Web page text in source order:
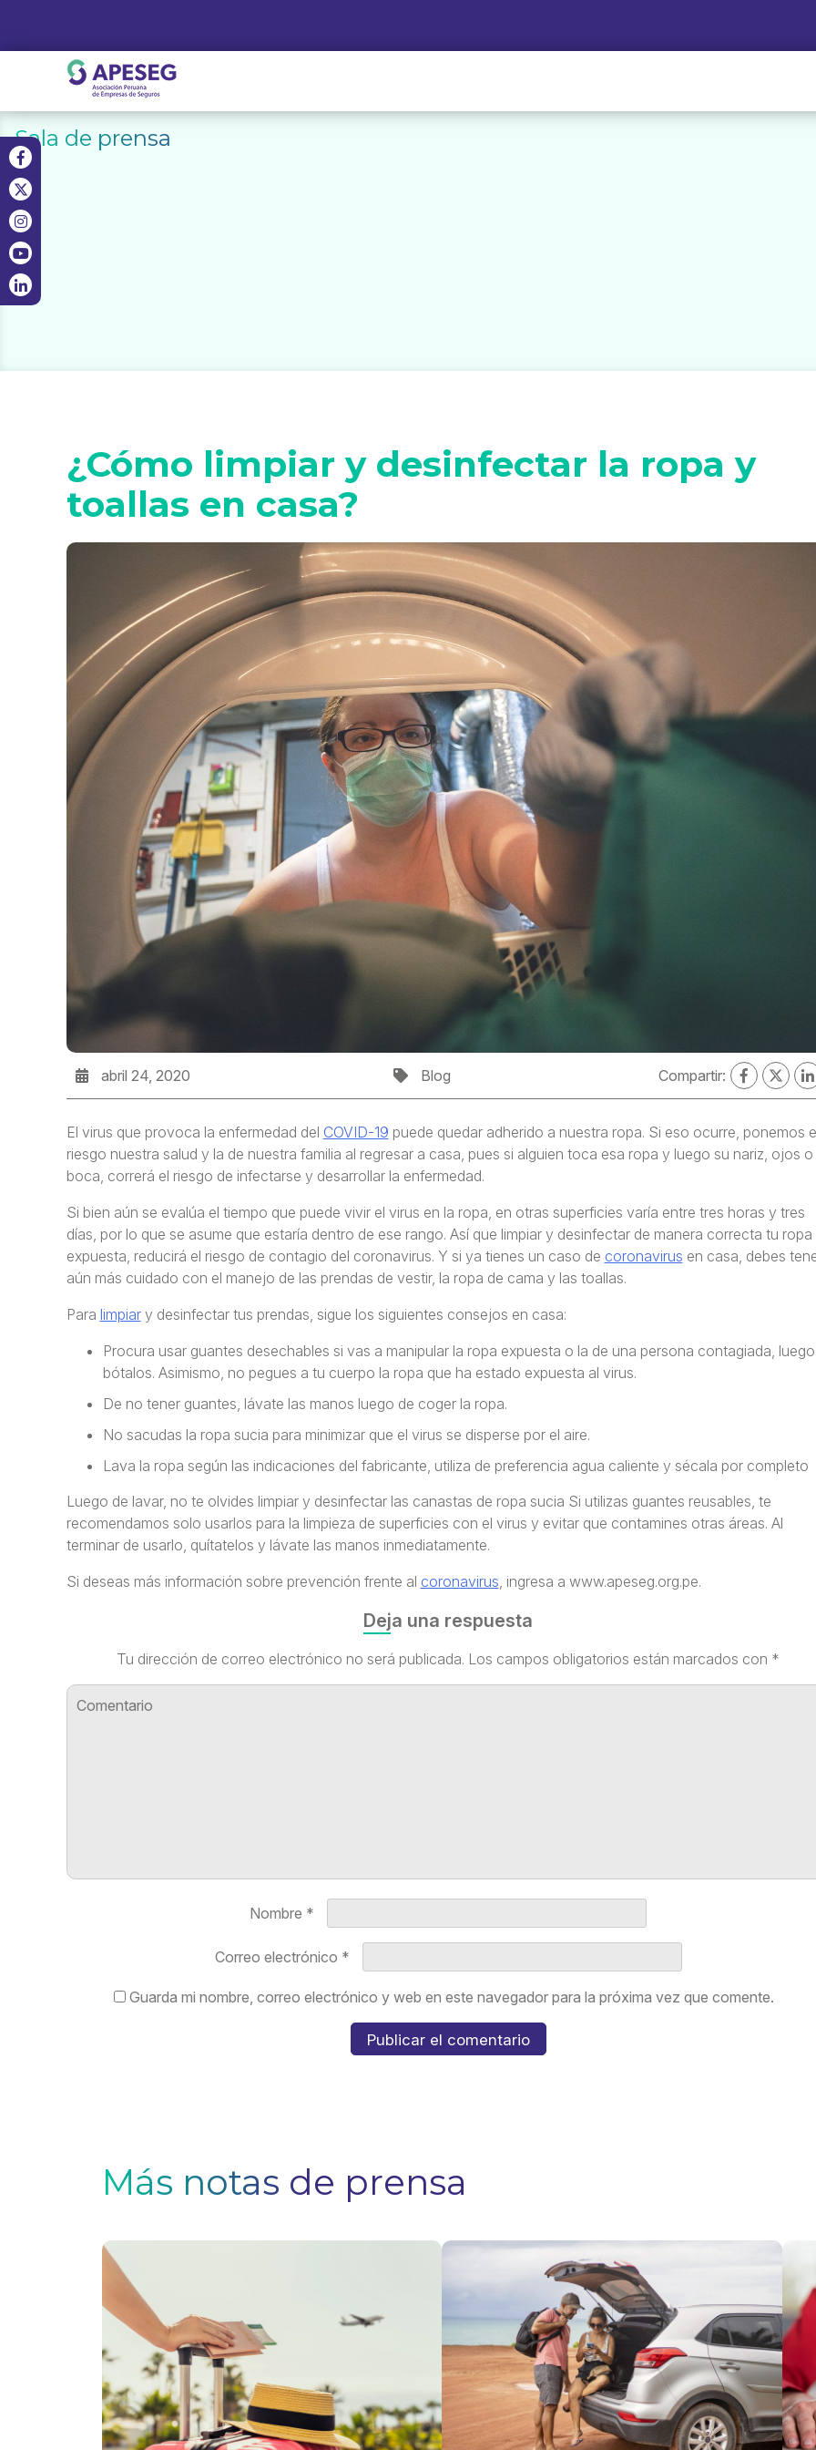
content
APESEG
Sala de prensa
¿Cómo limpiar y desinfectar la ropa y
toallas en casa?
abril 24, 2020 Blog Compartir:
El virus que provoca la enfermedad del COVID-19 puede quedar adherido a nuestra ropa. Si eso ocurre, ponemos
riesgo nuestra salud y la de nuestra familia al regresar a casa, pues si alguien toca esa ropa y luego su nariz, ojos o
boca, correrá el riesgo de infectarse y desarrollar la enfermedad.
Si bien aún se evalúa el tiempo que puede vivir el virus en la ropa, en otras superficies varía entre tres horas y tres
días, por lo que se asume que estaría dentro de ese rango. Así que limpiar y desinfectar de manera correcta tu ropa
expuesta, reducirá el riesgo de contagio del coronavirus. Y si ya tienes un caso de coronavirus en casa, debes
aún más cuidado con el manejo de las prendas de vestir, la ropa de cama y las toallas.
Para limpiary desinfectar tus prendas, sigue los siguientes consejos en casa:
Procura usar guantes desechables si vas a manipular la ropa expuesta o la de una persona contagiada, luego
bótalos. Asimismo, no pegues a tu cuerpo la ropa que ha estado expuesta al virus.
De no tener guantes, lávate las manos luego de coger la ropa.
No sacudas la ropa sucia para minimizar que el virus se disperse por el aire.
Lava la ropa según las indicaciones del fabricante, utiliza de preferencia agua caliente y sécala por completo
Luego de lavar, no te olvides limpiar y desinfectar las canastas de ropa sucia Si utilizas guantes reusables, te
recomendamos solo usarlos para la limpieza de superficies con el virus y evitar que contamines otras áreas. Al
terminar de usarlo, quítatelos y lávate las manos inmediatamente.
Si deseas más información sobre prevención frente al coronavirus , ingresa a www.apeseg.org.pe.
Deja una respuesta
Tu dirección de correo electrónico no será publicada. Los campos obligatorios están marcados con *
Nombre *
Correo electrónico *
Guarda mi nombre, correo electrónico y web en este navegador para la próxima vez que comente.
Más notas de prensa
Viajes por
qué hacer
si
necesitas
seguro en
y
en